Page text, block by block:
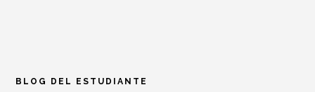
BLOG DEL ESTUDIANTE